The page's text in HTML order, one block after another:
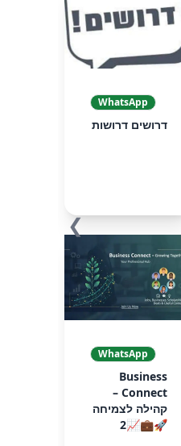
WhatsApp
דרושים דרושות
WhatsApp
Business
Connect –
קהילה לצמיחה
🚀💼📈2
❯